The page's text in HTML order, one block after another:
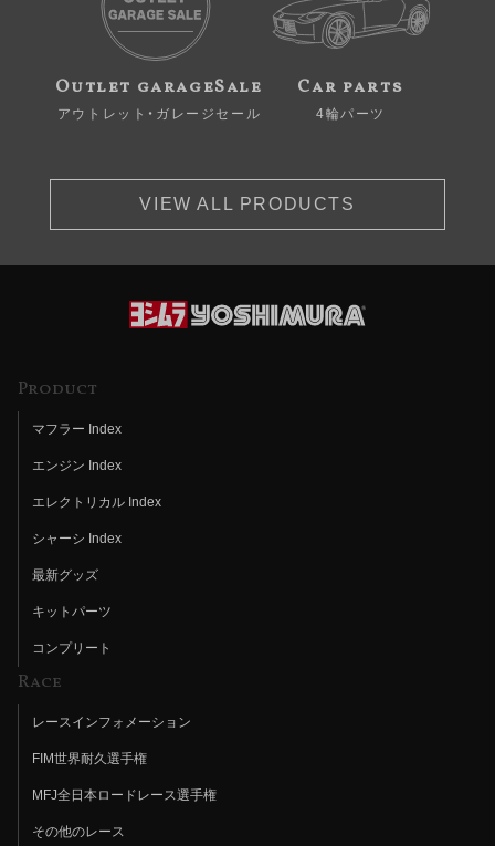
Outlet garageSale
アウトレット・ガレージセール
Car parts
4輪パーツ
VIEW ALL PRODUCTS
Product
マフラー Index
エンジン Index
エレクトリカル Index
シャーシ Index
最新グッズ
キットパーツ
コンプリート
Race
レースインフォメーション
FIM世界耐久選手権
MFJ全日本ロードレース選手権
その他のレース